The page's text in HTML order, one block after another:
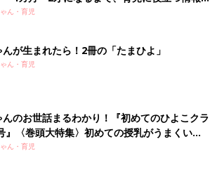
い！
ん・育児
が生まれたら！2冊の「たまひよ」
ん・育児
んのお世話まるわかり！『初めてのひよこクラ
』〈巻頭大特集〉初めての授乳がうまくい
っぱい・ミルクの基本と夏のトラブル 解決テ
ん・育児